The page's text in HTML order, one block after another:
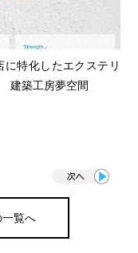
特化したエクステリ
建築工房夢空間
覧へ